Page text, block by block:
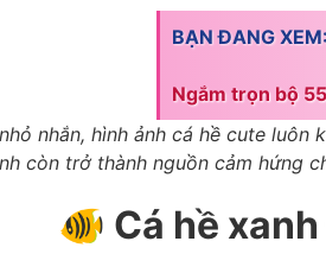
BẠN ĐANG XEM:
Ngắm trọn bộ
nhắn, hình ảnh cá hề cute
còn trở thành nguồn cảm hứng
🐠 Cá hề